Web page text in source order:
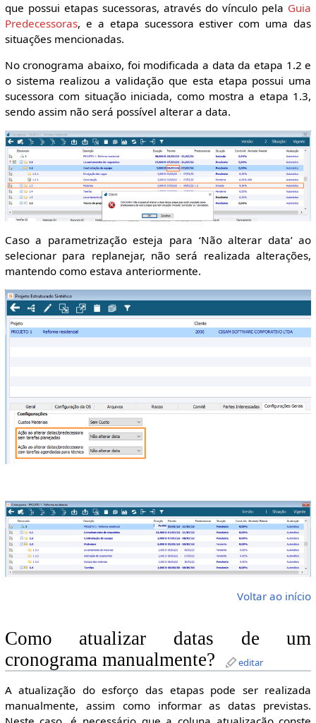
que possui etapas sucessoras, através do vínculo pela Guia
Predecessoras, e a etapa sucessora estiver com uma das
situações mencionadas.
No cronograma abaixo, foi modificada a data da etapa 1.2 e
o sistema realizou a validação que esta etapa possui uma
sucessora com situação iniciada, como mostra a etapa 1.3,
sendo assim não será possível alterar a data.
Caso a parametrização esteja para ‘Não alterar data’ ao
selecionar para replanejar, não será realizada alterações,
mantendo como estava anteriormente.
Voltar ao início
Como atualizar datas de um
cronograma manualmente?
editar
A atualização do esforço das etapas pode ser realizada
manualmente, assim como informar as datas previstas.